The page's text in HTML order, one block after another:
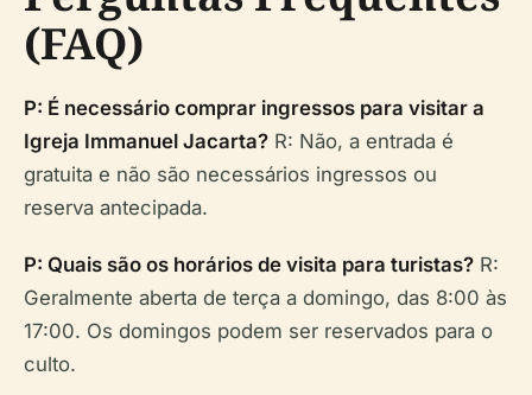
(FAQ)
P: É necessário comprar ingressos para visitar a
Igreja Immanuel Jacarta? R: Não, a entrada é
gratuita e não são necessários ingressos ou
reserva antecipada.
P: Quais são os horários de visita para turistas? R:
Geralmente aberta de terça a domingo, das 8:00 às
17:00. Os domingos podem ser reservados para o
culto.